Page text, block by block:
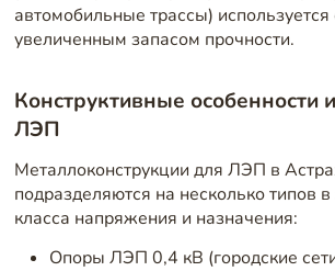
автомобильные трассы) используется
увеличенным запасом прочности.
Конструктивные особенности
ЛЭП
Металлоконструкции для ЛЭП в
подразделяются на несколько типов
класса напряжения и назначения:
Опоры ЛЭП 0,4 кВ (городские